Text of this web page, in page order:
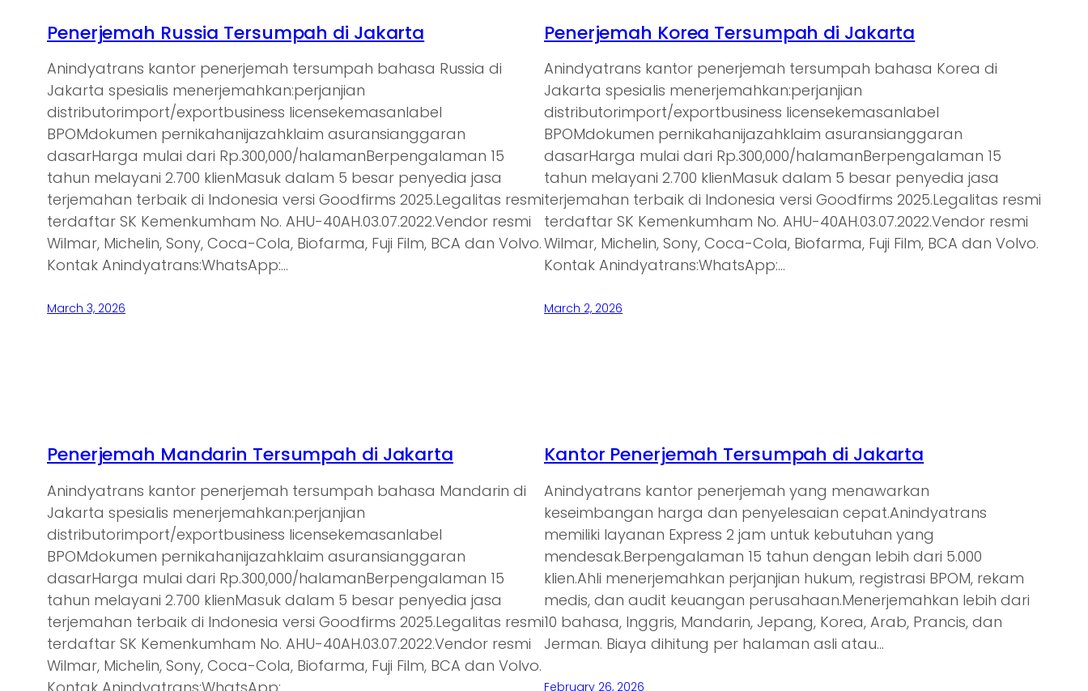
Penerjemah Russia Tersumpah di Jakarta
Anindyatrans kantor penerjemah tersumpah bahasa Russia di
Jakarta spesialis menerjemahkan:perjanjian
distributorimport/exportbusiness licensekemasanlabel
BPOMdokumen pernikahanijazahklaim asuransianggaran
dasarHarga mulai dari Rp.300,000/halamanBerpengalaman 15
tahun melayani 2.700 klienMasuk dalam 5 besar penyedia jasa
terjemahan terbaik di Indonesia versi Goodfirms 2025.Legalitas resmi
terdaftar SK Kemenkumham No. AHU-40AH.03.07.2022.Vendor resmi
Wilmar, Michelin, Sony, Coca-Cola, Biofarma, Fuji Film, BCA dan Volvo.
Kontak Anindyatrans:WhatsApp:…
March 3, 2026
Penerjemah Korea Tersumpah di Jakarta
Anindyatrans kantor penerjemah tersumpah bahasa Korea di
Jakarta spesialis menerjemahkan:perjanjian
distributorimport/exportbusiness licensekemasanlabel
BPOMdokumen pernikahanijazahklaim asuransianggaran
dasarHarga mulai dari Rp.300,000/halamanBerpengalaman 15
tahun melayani 2.700 klienMasuk dalam 5 besar penyedia jasa
terjemahan terbaik di Indonesia versi Goodfirms 2025.Legalitas resmi
terdaftar SK Kemenkumham No. AHU-40AH.03.07.2022.Vendor resmi
Wilmar, Michelin, Sony, Coca-Cola, Biofarma, Fuji Film, BCA dan Volvo.
Kontak Anindyatrans:WhatsApp:…
March 2, 2026
Penerjemah Mandarin Tersumpah di Jakarta
Anindyatrans kantor penerjemah tersumpah bahasa Mandarin di
Jakarta spesialis menerjemahkan:perjanjian
distributorimport/exportbusiness licensekemasanlabel
BPOMdokumen pernikahanijazahklaim asuransianggaran
dasarHarga mulai dari Rp.300,000/halamanBerpengalaman 15
tahun melayani 2.700 klienMasuk dalam 5 besar penyedia jasa
terjemahan terbaik di Indonesia versi Goodfirms 2025.Legalitas resmi
terdaftar SK Kemenkumham No. AHU-40AH.03.07.2022.Vendor resmi
Wilmar, Michelin, Sony, Coca-Cola, Biofarma, Fuji Film, BCA dan Volvo.
Kantor Penerjemah Tersumpah di Jakarta
Anindyatrans kantor penerjemah yang menawarkan
keseimbangan harga dan penyelesaian cepat.Anindyatrans
memiliki layanan Express 2 jam untuk kebutuhan yang
mendesak.Berpengalaman 15 tahun dengan lebih dari 5.000
klien.Ahli menerjemahkan perjanjian hukum, registrasi BPOM, rekam
medis, dan audit keuangan perusahaan.Menerjemahkan lebih dari
10 bahasa, Inggris, Mandarin, Jepang, Korea, Arab, Prancis, dan
Jerman. Biaya dihitung per halaman asli atau…
February 26, 2026